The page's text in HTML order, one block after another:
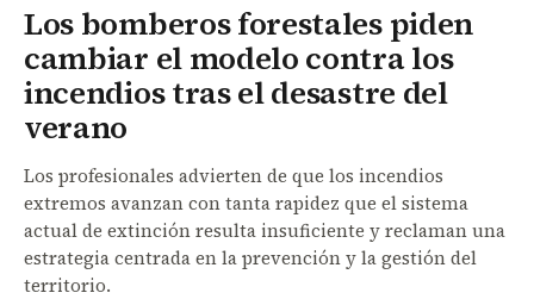
Los bomberos forestales piden
cambiar el modelo contra los
incendios tras el desastre del
verano
Los profesionales advierten de que los incendios
extremos avanzan con tanta rapidez que el sistema
actual de extinción resulta insuficiente y reclaman una
estrategia centrada en la prevención y la gestión del
territorio.